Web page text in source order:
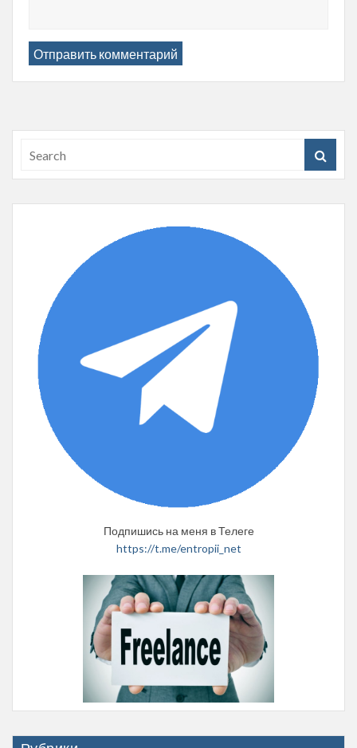
Подпишись на меня в Телеге
https://t.me/entropii_net